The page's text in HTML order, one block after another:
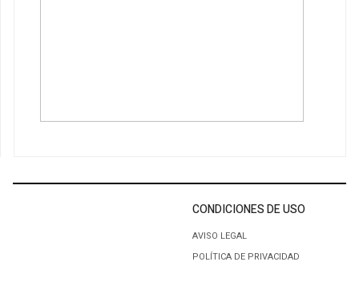
CONDICIONES DE USO
AVISO LEGAL
POLÍTICA DE PRIVACIDAD